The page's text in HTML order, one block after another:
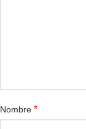
Nombre *